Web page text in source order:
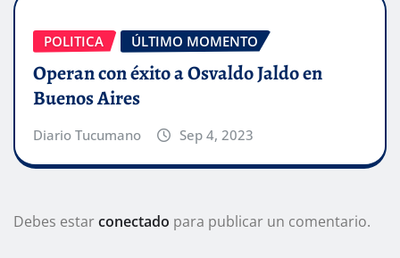
POLITICA ÚLTIMO MOMENTO
Operan con éxito a Osvaldo Jaldo en
Buenos Aires
Diario Tucumano Sep 4, 2023
Debes estarconectado para publicar un comentario.